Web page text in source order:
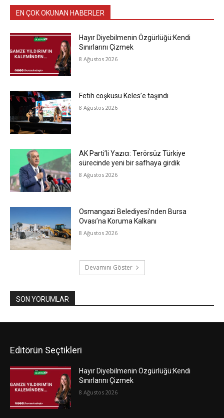
EN ÇOK OKUNAN HABERLER
Hayır Diyebilmenin Özgürlüğü:Kendi
Sınırlarını Çizmek
8 Ağustos 2026
Fetih coşkusu Keles’e taşındı
8 Ağustos 2026
AK Parti’li Yazıcı: Terörsüz Türkiye
sürecinde yeni bir safhaya girdik
8 Ağustos 2026
Osmangazi Belediyesi’nden Bursa
Ovası’na Koruma Kalkanı
8 Ağustos 2026
Devamını Göster
SON YORUMLAR
Editörün Seçtikleri
Hayır Diyebilmenin Özgürlüğü:Kendi
Sınırlarını Çizmek
8 Ağustos 2026